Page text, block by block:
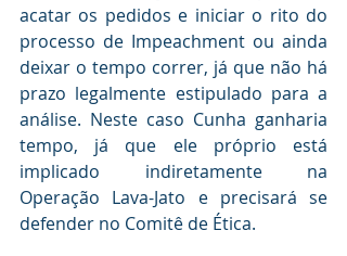
acatar os pedidos e iniciar o rito do
processo de Impeachment ou ainda
deixar o tempo correr, já que não há
prazo legalmente estipulado para a
análise. Neste caso Cunha ganharia
tempo, já que ele próprio está
implicado indiretamente na
Operação Lava-Jato e precisará se
defender no Comitê de Ética.